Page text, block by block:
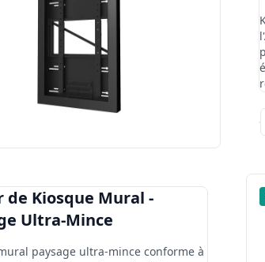
de Kiosque Mural -
Ultra-Mince
paysage ultra-mince conforme à